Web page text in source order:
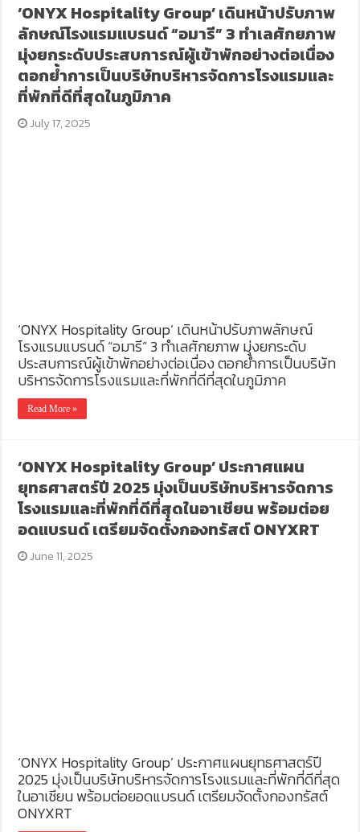
‘ONYX Hospitality Group’ เดินหน้าปรับภาพ
ลักษณ์โรงแรมแบรนด์ “อมารี” 3 ทำเลศักยภาพ
มุ่งยกระดับประสบการณ์ผู้เข้าพักอย่างต่อเนื่อง
ตอกย้ำการเป็นบริษัทบริหารจัดการโรงแรมและ
ที่พักที่ดีที่สุดในภูมิภาค
July 17, 2025
‘ONYX Hospitality Group’ เดินหน้าปรับภาพลักษณ์
โรงแรมแบรนด์ “อมารี” 3 ทำเลศักยภาพ มุ่งยกระดับ
ประสบการณ์ผู้เข้าพักอย่างต่อเนื่อง ตอกย้ำการเป็นบริษัท
บริหารจัดการโรงแรมและที่พักที่ดีที่สุดในภูมิภาค
Read More »
‘ONYX Hospitality Group’ ประกาศแผน
ยุทธศาสตร์ปี 2025 มุ่งเป็นบริษัทบริหารจัดการ
โรงแรมและที่พักที่ดีที่สุดในอาเชียน พร้อมต่อย
อดแบรนด์ เตรียมจัดตั้งกองทรัสต์ ONYXRT
June 11, 2025
‘ONYX Hospitality Group’ ประกาศแผนยุทธศาสตร์ปี
2025 มุ่งเป็นบริษัทบริหารจัดการโรงแรมและที่พักที่ดีที่สุด
ในอาเชียน พร้อมต่อยอดแบรนด์ เตรียมจัดตั้งกองทรัสต์
ONYXRT